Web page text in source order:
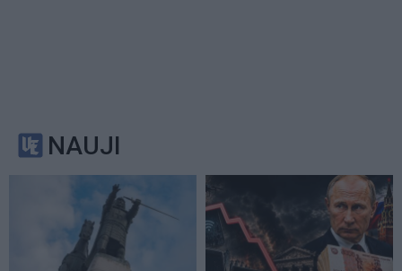
NAUJI